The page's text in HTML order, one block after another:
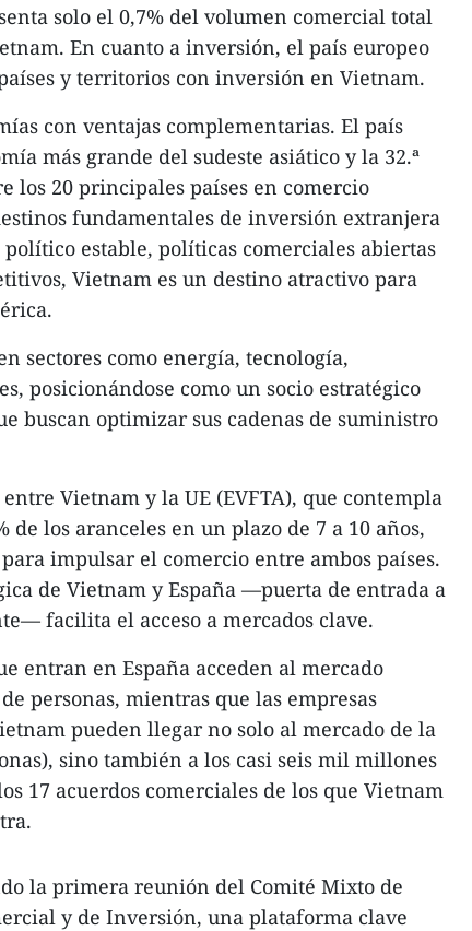
solo el 0,7% del volumen comercial total
En cuanto a inversión, el país europeo
y territorios con inversión en Vietnam.
con ventajas complementarias. El país
más grande del sudeste asiático y la 32.ª
los 20 principales países en comercio
fundamentales de inversión extranjera
estable, políticas comerciales abiertas
Vietnam es un destino atractivo para
sectores como energía, tecnología,
posicionándose como un socio estratégico
buscan optimizar sus cadenas de suministro
Vietnam y la UE (EVFTA), que contempla
los aranceles en un plazo de 7 a 10 años,
impulsar el comercio entre ambos países.
de Vietnam y España —puerta de entrada a
facilita el acceso a mercados clave.
entran en España acceden al mercado
personas, mientras que las empresas
pueden llegar no solo al mercado de la
sino también a los casi seis mil millones
17 acuerdos comerciales de los que Vietnam
la primera reunión del Comité Mixto de
y de Inversión, una plataforma clave